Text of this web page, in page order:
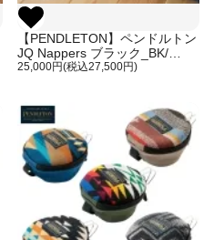
【PENDLETON】ペンドルトン
JQ Nappers ブラック_BK/
Harding グレー_GY/ Sun
25,000円(税込27,500円)